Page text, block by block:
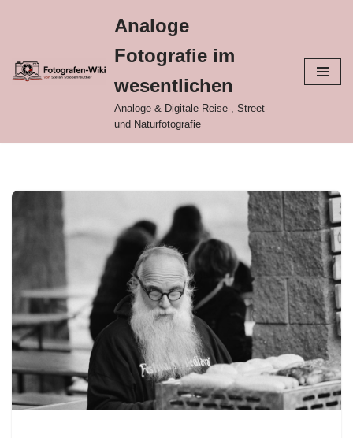
Inhalt
springen
Analoge
Fotografie im
wesentlichen
Analoge & Digitale Reise-, Street-
und Naturfotografie